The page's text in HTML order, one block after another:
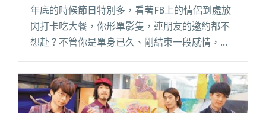
年底的時候節日特別多，看著FB上的情侶到處放
閃打卡吃大餐，你形單影隻，連朋友的邀約都不
想赴？不管你是單身已久、剛結束一段感情，或
者就是想要獨自一人，讓這些歌陪你擁抱孤單，
直視心中的傷痛，明天過後，你會更堅強！ 單身
情歌 Demo－林正 Ja閱讀全文 "單身萬歲！陪你
擁抱孤獨的歌曲"